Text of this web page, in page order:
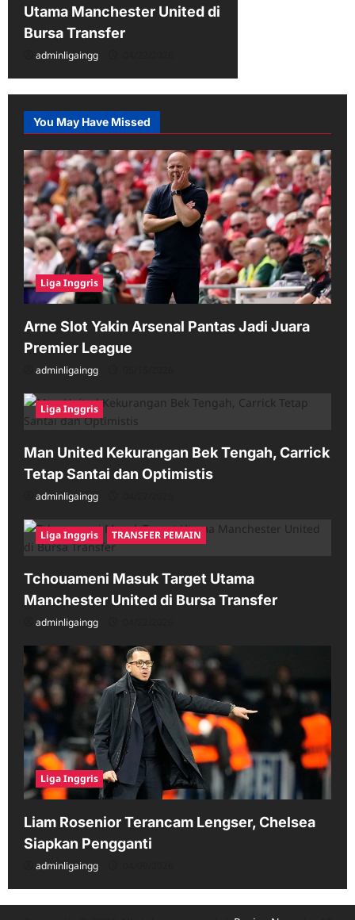
Utama Manchester United di
Bursa Transfer
adminligaingg
You May Have Missed
Liga Inggris
Arne Slot Yakin Arsenal Pantas Jadi Juara
Premier League
adminligaingg
Liga Inggris
Man United Kekurangan Bek Tengah, Carrick
Tetap Santai dan Optimistis
adminligaingg
Liga Inggris TRANSFER PEMAIN
Tchouameni Masuk Target Utama
Manchester United di Bursa Transfer
adminligaingg
Liga Inggris
Liam Rosenior Terancam Lengser, Chelsea
Siapkan Pengganti
adminligaingg